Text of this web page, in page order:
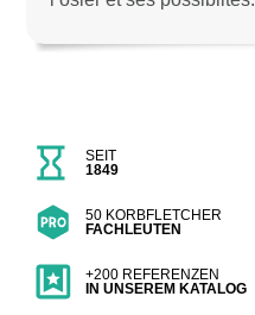
SEIT
1849
50 KORBFLETCHER
FACHLEUTEN
+200 REFERENZEN
IN UNSEREM KATALOG